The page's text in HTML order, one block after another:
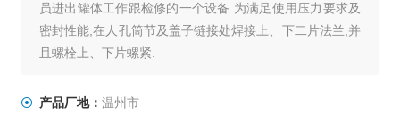
员进出罐体工作跟检修的一个设备.为满足使用压力要求及
密封性能,在人孔筒节及盖子链接处焊接上、下二片法兰,并
且螺栓上、下片螺紧.
产品厂地： 温州市